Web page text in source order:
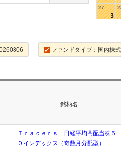
27
3
ファンドタイプ：国内株
銘柄名
Ｔｒａｃｅｒｓ 日経平均高配当株５
０インデックス（奇数月分配型）